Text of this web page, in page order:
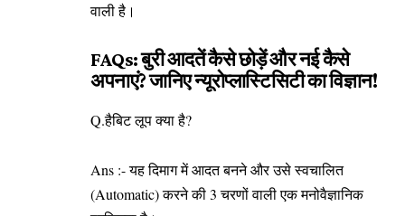
वाली है।
FAQs: बुरी आदतें कैसे छोड़ें और नई कैसे
अपनाएं? जानिए न्यूरोप्लास्टिसिटी का विज्ञान!
Q.हैबिट लूप क्या है?
Ans :- यह दिमाग में आदत बनने और उसे स्वचालित
(Automatic) करने की 3 चरणों वाली एक मनोवैज्ञानिक